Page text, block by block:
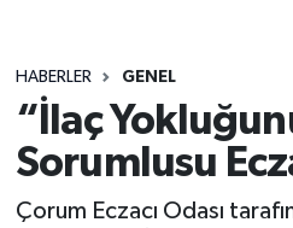
HABERLER GENEL
“İlaç
Sorumlusu
Çorum Eczacı Odası